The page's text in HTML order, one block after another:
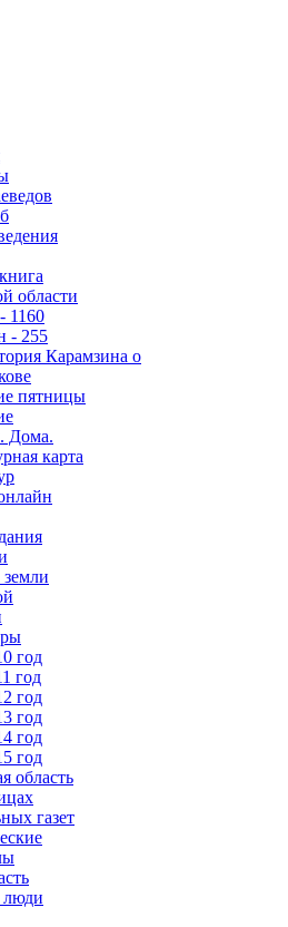
области
1160
- 255
Карамзина о
пятницы
Дома.
карта
земли
год
год
год
год
год
год
область
газет